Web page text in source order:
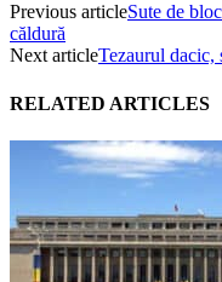
Previous articleSute de
căldură
Next articleTezaurul dacic,
RELATED ARTICLES